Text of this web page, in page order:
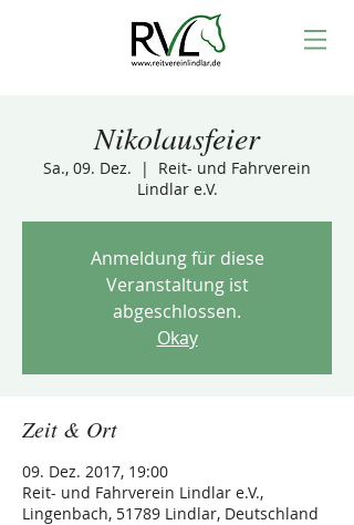
Nikolausfeier
Sa., 09. Dez.
  |
Reit- und Fahrverein
Lindlar e.V.
Anmeldung für diese
Veranstaltung ist
abgeschlossen.
Okay
Zeit & Ort
09. Dez. 2017, 19:00
Reit- und Fahrverein Lindlar e.V.,
Lingenbach, 51789 Lindlar, Deutschland